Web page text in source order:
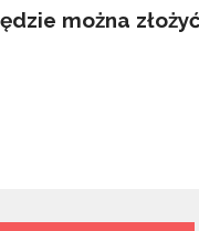
można